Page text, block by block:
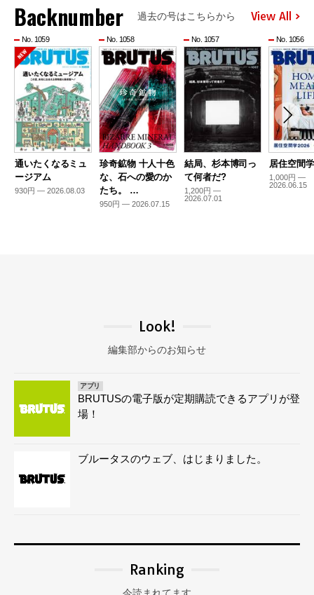
Backnumber 過去の号はこちらから View All
No. 1059
通いたくなるミュ
ージアム
930円 — 2026.08.03
No. 1058
珍奇鉱物 十人十色
な、石への愛のか
たち。 …
950円 — 2026.07.15
No. 1057
結局、杉本博司っ
て何者だ?
1,200円 —
2026.07.01
No. 1056
居住空間
1,000円 —
2026.06.15
Look!
編集部からのお知らせ
アプリ
BRUTUSの電子版が定期購読できるアプリが登
場！
ブルータスのウェブ、はじまりました。
Ranking